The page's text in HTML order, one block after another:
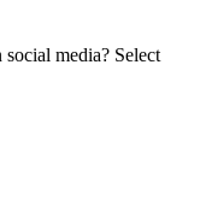
media? Select